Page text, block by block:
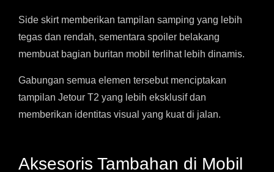
Side skirt memberikan tampilan samping yang lebih
tegas dan rendah, sementara spoiler belakang
membuat bagian buritan mobil terlihat lebih dinamis.
Gabungan semua elemen tersebut menciptakan
tampilan Jetour T2 yang lebih eksklusif dan
memberikan identitas visual yang kuat di jalan.
Aksesoris Tambahan di Mobil